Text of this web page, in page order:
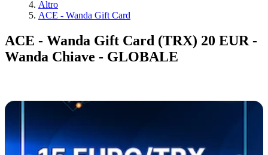
Altro
ACE - Wanda Gift Card
ACE - Wanda Gift Card (TRX) 20 EUR -
Wanda Chiave - GLOBALE